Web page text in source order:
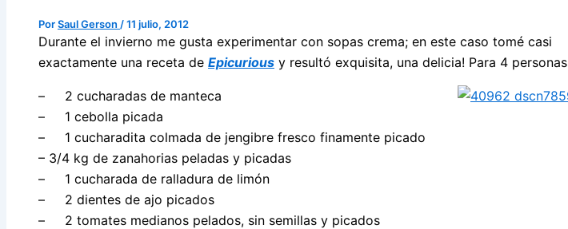
PorSaul Gerson /11 julio, 2012
Durante el invierno me gusta experimentar con sopas crema; en este caso tomé casi
exactamente una receta de Epicurious y resultó exquisita, una delicia! Para 4 personas
– 2 cucharadas de manteca
– 1 cebolla picada
– 1 cucharadita colmada de jengibre fresco finamente picado
– 3/4 kg de zanahorias peladas y picadas
– 1 cucharada de ralladura de limón
– 2 dientes de ajo picados
– 2 tomates medianos pelados, sin semillas y picados